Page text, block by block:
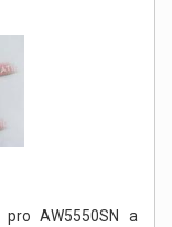
pro AW5550SN a